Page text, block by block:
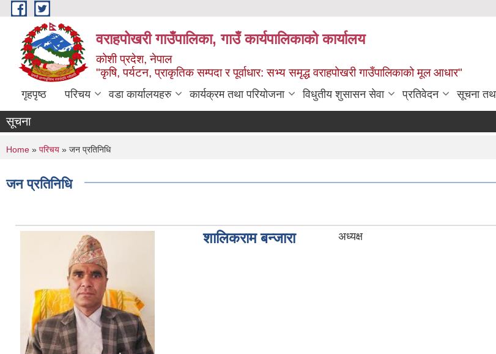
Skip to main content
वराहपोखरी गाउँपालिका, गाउँ कार्यपालिकाको कार्यालय
कोशी प्रदेश, नेपाल
"कृषि, पर्यटन, प्राकृतिक सम्पदा र पूर्वाधार: सभ्य समृद्ध वराहपोखरी गाउँपालिकाको मूल आधार"
गृहपृष्ठ परिचय वडा कार्यालयहरु कार्यक्रम तथा परियोजना विधुतीय शुसासन सेवा प्रतिवेदन सूचना
सूचना
You are here
Home » परिचय » जन प्रतिनिधि
जन प्रतिनिधि
शालिकराम बन्जारा अध्यक्ष